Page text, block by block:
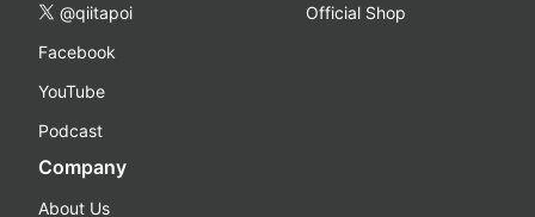
@qiitapoi
Facebook
YouTube
Podcast
Official Shop
Company
About Us